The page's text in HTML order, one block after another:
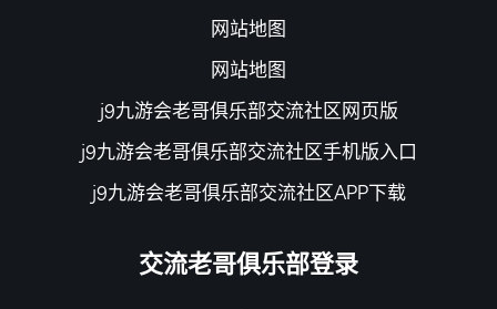
网站地图
网站地图
j9九游会老哥俱乐部交流社区网页版
j9九游会老哥俱乐部交流社区手机版入口
j9九游会老哥俱乐部交流社区APP下载
交流老哥俱乐部登录